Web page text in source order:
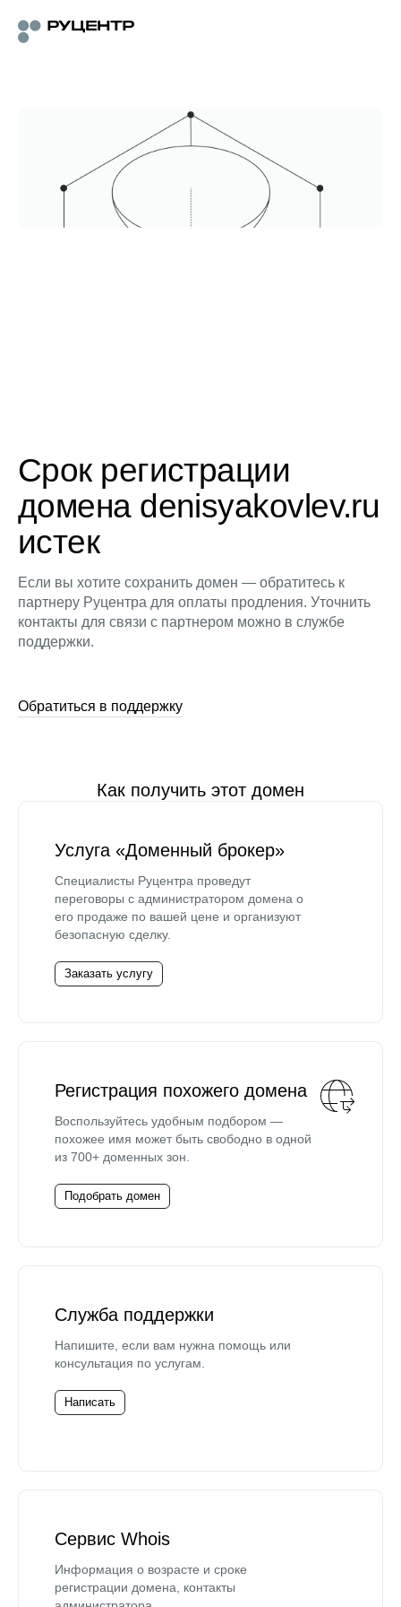
Срок регистрации
домена denisyakovlev.ru
истек
Если вы хотите сохранить домен — обратитесь к
партнеру Руцентра для оплаты продления. Уточнить
контакты для связи с партнером можно в службе
поддержки.
Обратиться в поддержку
Как получить этот домен
Услуга «Доменный брокер»
Специалисты Руцентра проведут
переговоры с администратором домена о
его продаже по вашей цене и организуют
безопасную сделку.
Заказать услугу
Регистрация похожего домена
Воспользуйтесь удобным подбором —
похожее имя может быть свободно в одной
из 700+ доменных зон.
Подобрать домен
Служба поддержки
Напишите, если вам нужна помощь или
консультация по услугам.
Написать
Сервис Whois
Информация о возрасте и сроке
регистрации домена, контакты